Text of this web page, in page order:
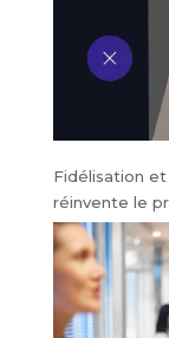
Fidélisation
réinvente le